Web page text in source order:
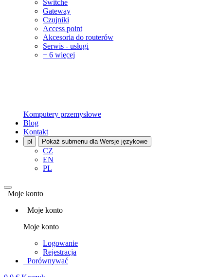
Switche
Gateway
Czujniki
Access point
Akcesoria do routerów
Serwis - usługi
+ 6 więcej
Komputery przemysłowe
Blog
Kontakt
pl Pokaż submenu dla Wersje językowe
CZ
EN
PL
Moje konto
Moje konto
Moje konto
Logowanie
Rejestracja
Porównywać